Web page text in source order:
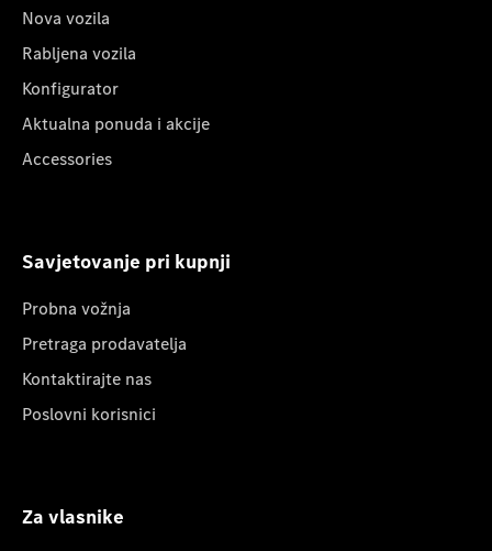
Nova vozila
Rabljena vozila
Konfigurator
Aktualna ponuda i akcije
Accessories
Savjetovanje pri kupnji
Probna vožnja
Pretraga prodavatelja
Kontaktirajte nas
Poslovni korisnici
Za vlasnike